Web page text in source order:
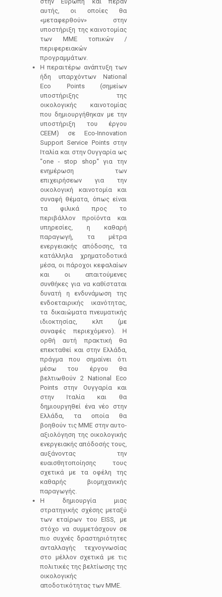
αυτής, οι οποίες θα
«μεταφερθούν» στην
υποστήριξη της καινοτομίας
των ΜΜΕ τοπικών /
περιφερειακών
προγραμμάτων.
Η περαιτέρω ανάπτυξη των
ήδη υπαρχόντων National
Eco Points (σημείων
υποστήριξης της
οικολογικής καινοτομίας
που δημιουργήθηκαν με την
υποστήριξη του έργου
CEEM) σε Eco-Innovation
Support Service Points στην
Ιταλία και στην Ουγγαρία ως
"one - stop shop" για την
ενημέρωση των
επιχειρήσεων για την
οικολογική καινοτομία και
συναφή θέματα, όπως είναι
τα φιλικά προς το
περιβάλλον προϊόντα και
υπηρεσίες, η καθαρή
παραγωγή, τα μέτρα
ενεργειακής απόδοσης, τα
κατάλληλα χρηματοδοτικά
μέσα, οι πάροχοι κεφαλαίων
και οι απαιτούμενες
συνθήκες για να καθίσταται
δυνατή η ενδυνάμωση της
ενδοεταιρικής ικανότητας,
τα δικαιώματα πνευματικής
ιδιοκτησίας, κλπ (με
συναφές περιεχόμενο). Η
ορθή αυτή πρακτική θα
επεκταθεί και στην Ελλάδα,
πράγμα που σημαίνει ότι
μέσω του έργου θα
βελτιωθούν 2 National Eco
Points στην Ουγγαρία και
στην Ιταλία και θα
δημιουργηθεί ένα νέο στην
Ελλάδα, τα οποία θα
βοηθούν τις ΜΜΕ στην αυτο-
αξιολόγηση της οικολογικής
ενεργειακής απόδοσής τους,
αυξάνοντας την
ευαισθητοποίησης τους
σχετικά με τα οφέλη της
καθαρής βιομηχανικής
παραγωγής.
Η δημιουργία μιας
στρατηγικής σχέσης μεταξύ
των εταίρων του EISS, με
στόχο να συμμετάσχουν σε
πιο συχνές δραστηριότητες
ανταλλαγής τεχνογνωσίας
στο μέλλον σχετικά με τις
πολιτικές της βελτίωσης της
οικολογικής
αποδοτικότητας των ΜΜΕ.